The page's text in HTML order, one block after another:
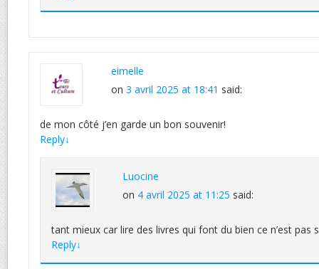
eimelle
on 3 avril 2025 at 18:41 said:
de mon côté j’en garde un bon souvenir!
Reply↓
Luocine
on 4 avril 2025 at 11:25 said:
tant mieux car lire des livres qui font du bien ce n’est pas
Reply↓